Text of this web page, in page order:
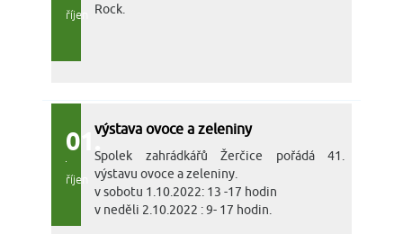
říjen
Rock.
01.
říjen
výstava ovoce a zeleniny
Spolek zahrádkářů Žerčice pořádá 41.
výstavu ovoce a zeleniny.
v sobotu 1.10.2022: 13 -17 hodin
v neděli 2.10.2022 : 9- 17 hodin.